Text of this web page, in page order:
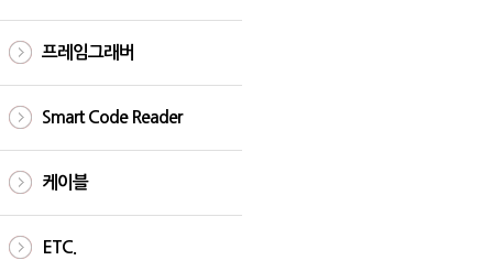
프레임그래버
Smart Code Reader
케이블
ETC.